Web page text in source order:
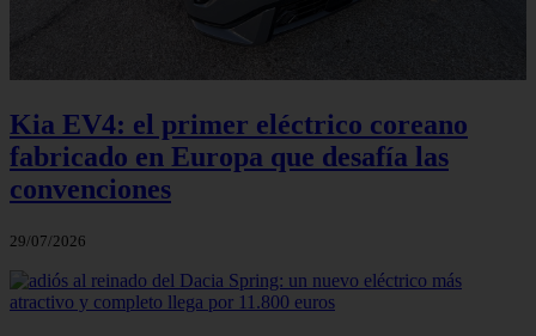
Kia EV4: el primer eléctrico coreano
fabricado en Europa que desafía las
convenciones
29/07/2026